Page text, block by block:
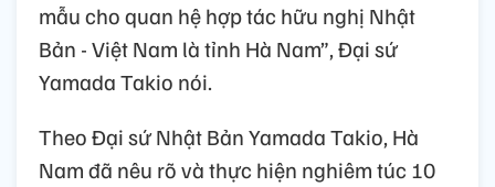
mẫu cho quan hệ hợp tác hữu nghị Nhật
Bản - Việt Nam là tỉnh Hà Nam”, Đại sứ
Yamada Takio nói.
Theo Đại sứ Nhật Bản Yamada Takio, Hà
Nam đã nêu rõ và thực hiện nghiêm túc 10